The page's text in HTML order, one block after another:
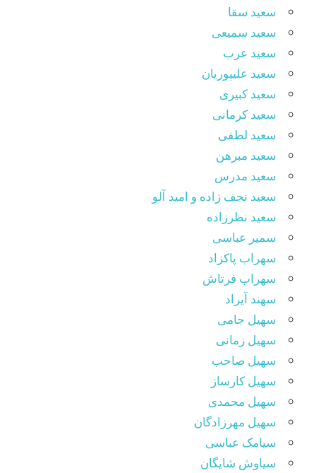
سعید سقا
سعید سمیعی
سعید عرب
سعید علیپوریان
سعید کبیری
سعید کرمانی
سعید لطفی
سعید مبرهن
سعید مدرس
سعید نجف زاده و امید آلو
سعید نظرزاده
سمیر عباسی
سهراب پاکزاد
سهراب فرتاش
سهند آیراد
سهیل جامی
سهیل زمانی
سهیل صاحب
سهیل کارساز
سهیل محمدی
سهیل مهرزادگان
سیامک عباسی
سیاوش شایگان